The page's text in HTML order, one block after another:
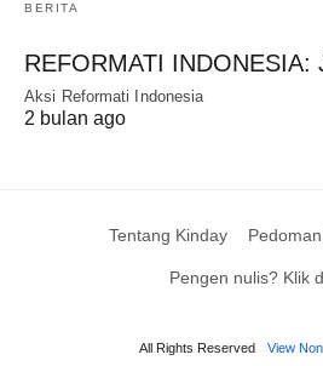
BERITA
REFORMATI INDONESIA:
Aksi Reformati Indonesia
2 bulan ago
Tentang Kinday
Pengen nulis? Klik
All Rights Reserved View